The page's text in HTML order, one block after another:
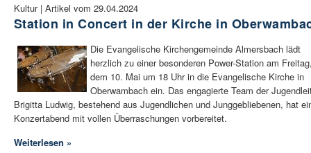
Kultur | Artikel vom 29.04.2024
Station in Concert in der Kirche in
Die Evangelische Kirchengemeinde Almersbach lädt
herzlich zu einer besonderen Power-Station am
dem 10. Mai um 18 Uhr in die Evangelische Kirche in
Oberwambach ein. Das engagierte Team der
Brigitta Ludwig, bestehend aus Jugendlichen und Junggebliebenen, hat
Konzertabend mit vollen Überraschungen vorbereitet.
Weiterlesen »